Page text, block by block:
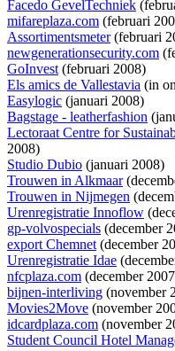
Facedo GevelTechniek
mifareplaza.com (februari
Assortimentsmeter(februari
newgenerationsecurity.com
GoInvest(februari 2008)
Els amics de Vallestavia (in
Easylogic (januari 2008)
Bagstage - leatherfashion
Lectoraat Centre for
2008)
Studio Dubio (januari 2008)
Trouwen in Alkmaar
Trouwen in Nijmegen
Urenregistratie Innoflow
gp-volvospecials (december
export Chemnet(december
Urenregistratie Idae
nfcplaza.com (december
bijnen-interliving (november
Movies2Move (november
idcardplaza.com (november
Student Council Hotel